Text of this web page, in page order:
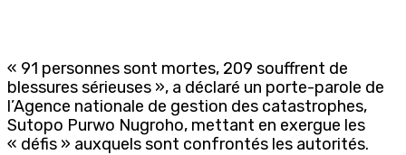
« 91 personnes sont mortes, 209 souffrent de
blessures sérieuses », a déclaré un porte-parole de
l’Agence nationale de gestion des catastrophes,
Sutopo Purwo Nugroho, mettant en exergue les
« défis » auxquels sont confrontés les autorités.